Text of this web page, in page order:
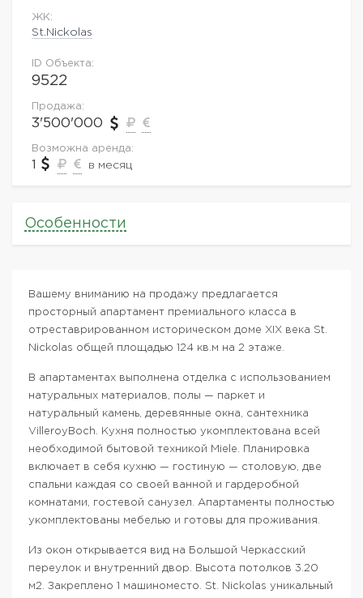
ЖK:
St.Nickolas
ID Объекта:
9522
Продажа:
3'500'000
Возможна аренда:
1 в месяц
Особенности
Вашему вниманию на продажу предлагается
просторный апартамент премиального класса в
отреставрированном историческом доме XIX века St.
Nickolas общей площадью 124 кв.м на 2 этаже.
В апартаментах выполнена отделка с использованием
натуральных материалов, полы — паркет и
натуральный камень, деревянные окна, сантехника
VilleroyBoch. Кухня полностью укомплектована всей
необходимой бытовой техникой Miele. Планировка
включает в себя кухню — гостиную — столовую, две
спальни каждая со своей ванной и гардеробной
комнатами, гостевой санузел. Апартаменты полностью
укомплектованы мебелью и готовы для проживания.
Из окон открывается вид на Большой Черкасский
переулок и внутренний двор. Высота потолков 3.20
м2. Закреплено 1 машиноместо. St. Nickolas уникальный